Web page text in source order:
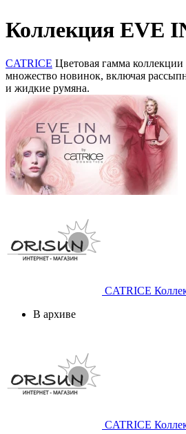
Коллекция EVE
CATRICE Цветовая гамма
множество новинок, включая
и жидкие румяна.
CATRICE
В архиве
CATRICE